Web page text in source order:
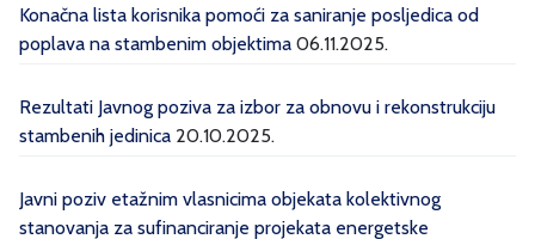
Konačna lista korisnika pomoći za saniranje posljedica od
poplava na stambenim objektima 06.11.2025.
Rezultati Javnog poziva za izbor za obnovu i rekonstrukciju
stambenih jedinica 20.10.2025.
Javni poziv etažnim vlasnicima objekata kolektivnog
stanovanja za sufinanciranje projekata energetske